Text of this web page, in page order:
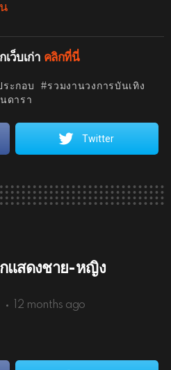
ว็บเก่า คลิกที่นี่
ะกอบ
รวมงานวงการบันเทิง
ดารา
Twitter
แสดงชาย-หญิง
12 months ago